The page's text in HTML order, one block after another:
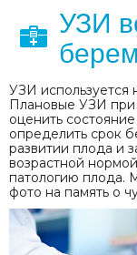
УЗИ
УЗИ используется
Плановые УЗИ при
оценить
определить срок
развитии плода и
возрастной
патологию
фото на память о